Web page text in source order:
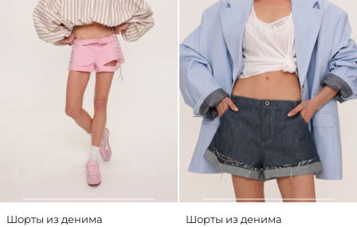
Шорты из денима Шорты из денима